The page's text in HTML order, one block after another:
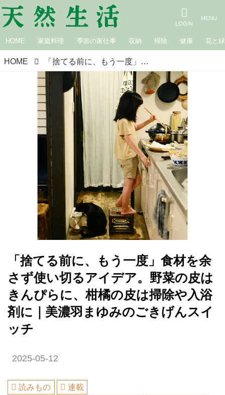
HOME 家庭料理 季節の家仕事 収納 掃除 健康 花と緑
HOME 「捨てる前に、もう一度」食材を余さず使い切るアイデア。野菜の皮はきんぴらに、柑橘の皮は掃除や入浴剤に｜美濃羽まゆみのごきげんスイッチ
「捨てる前に、もう一度」食材を余
さず使い切るアイデア。野菜の皮は
きんぴらに、柑橘の皮は掃除や入浴
剤に｜美濃羽まゆみのごきげんスイ
ッチ
2025-05-12
読みもの
連載